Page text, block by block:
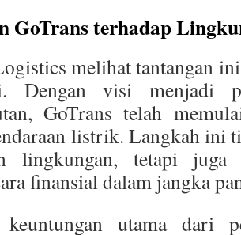
GoTrans terhadap
melihat tantangan
Dengan visi menjadi
GoTrans telah
listrik. Langkah ini
lingkungan, tetapi juga
finansial dalam jangka
keuntungan utama dari